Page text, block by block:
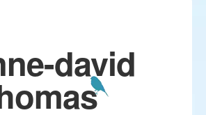
david